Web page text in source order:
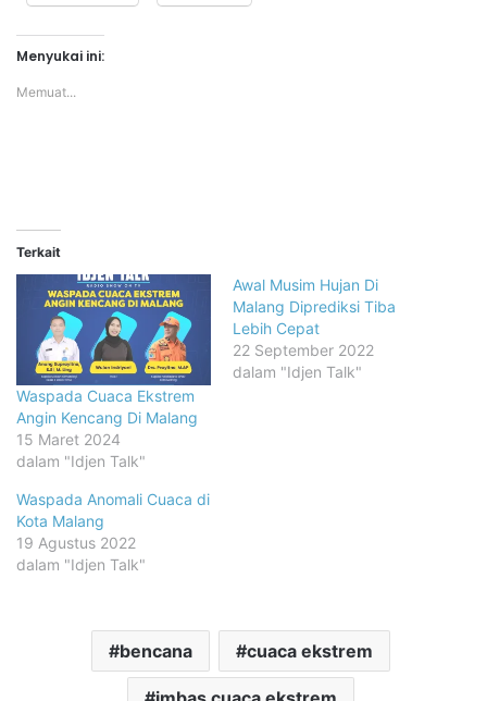
Menyukai ini:
Memuat...
Terkait
Waspada Cuaca Ekstrem
Angin Kencang Di Malang
15 Maret 2024
dalam "Idjen Talk"
Awal Musim Hujan Di
Malang Diprediksi Tiba
Lebih Cepat
22 September 2022
dalam "Idjen Talk"
Waspada Anomali Cuaca di
Kota Malang
19 Agustus 2022
dalam "Idjen Talk"
bencana cuaca ekstrem